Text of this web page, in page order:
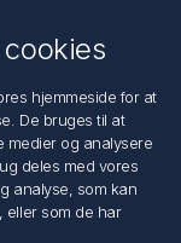
hjemmeside for at
De bruges til at
medier og analysere
deles med vores
analyse, som kan
eller som de har